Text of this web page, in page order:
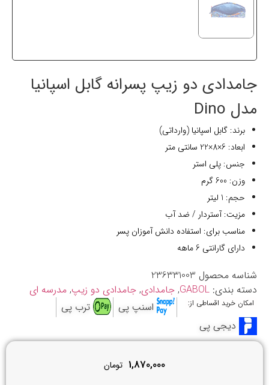
جامدادی دو زیپ پسرانه گابل اسپانیا
مدل Dino
برند: گابل اسپانیا (وارداتی)
ابعاد: 6×8×22 سانتی متر
جنس: پلی استر
وزن: 600 گرم
حجم: 1 لیتر
مزیت: آستردار / ضد آب
مناسب برای: استفاده دانش آموزان پسر
دارای گارانتی 6 ماهه
شناسه محصول 236331003
دسته بندی: GABOL
, جامدادی, جامدادی دو زیپ, مدرسه ای
امکان خرید اقساطی از: اسنپ پی
ترب پی
دیجی پی
1,870,000 تومان